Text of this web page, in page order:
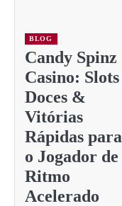
BLOG
Candy Spinz
Casino: Slots
Doces &
Vitórias
Rápidas para
o Jogador de
Ritmo
Acelerado